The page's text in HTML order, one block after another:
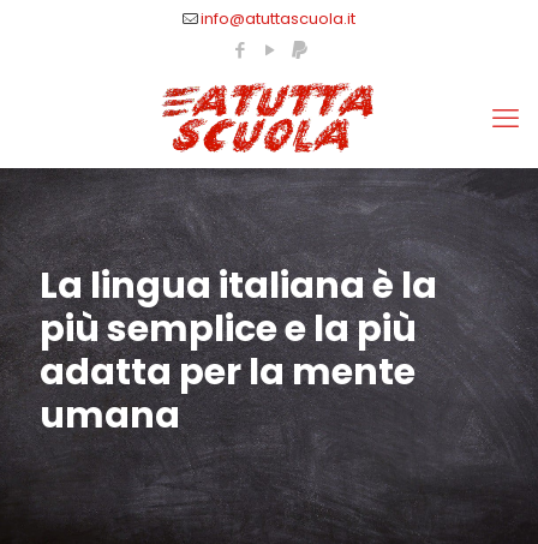
info@atuttascuola.it
La lingua italiana è la
più semplice e la più
adatta per la mente
umana